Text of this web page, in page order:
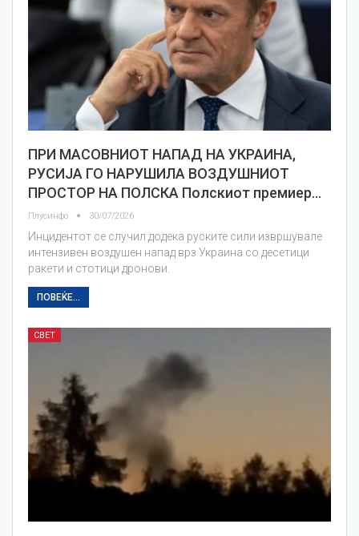
ПРИ МАСОВНИОТ НАПАД НА УКРАИНА,
РУСИЈА ГО НАРУШИЛА ВОЗДУШНИОТ
ПРОСТОР НА ПОЛСКА Полскиот премиер…
Плусинфо 30/07/2026
Инцидентот се случил додека руските сили извршувале
интензивен воздушен напад врз Украина со десетици
ракети и стотици дронови.
ПОВЕЌЕ...
СВЕТ